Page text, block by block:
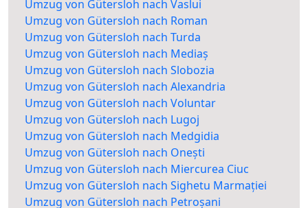
Umzug von Gütersloh nach Vaslui
Umzug von Gütersloh nach Roman
Umzug von Gütersloh nach Turda
Umzug von Gütersloh nach Mediaș
Umzug von Gütersloh nach Slobozia
Umzug von Gütersloh nach Alexandria
Umzug von Gütersloh nach Voluntar
Umzug von Gütersloh nach Lugoj
Umzug von Gütersloh nach Medgidia
Umzug von Gütersloh nach Onești
Umzug von Gütersloh nach Miercurea Ciuc
Umzug von Gütersloh nach Sighetu Marmației
Umzug von Gütersloh nach Petroșani